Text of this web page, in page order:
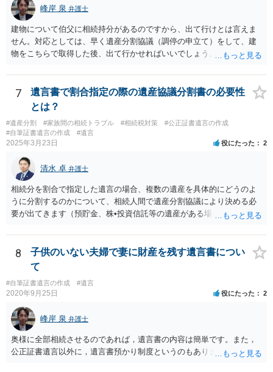
がありえますが、その予防方法は、遺言者と面談してみないと判断が
難しいです。
峰岸 泉 弁護士
建物について伯父に相続持分があるのですから、出て行けとは言えま
せん。対応としては、早く遺産分割協議（調停の申立て）をして、建
物をこちらで取得した後、出て行かせればいいでしょう。 建物の固定
っていない部分については請求すればいいと思います。 なお、家賃に
ついては、お父様自身が遺産分割手続をしなかったのですから、あき
らめるしかないと思います。
7
遺言書で割合指定の際の遺産協議分割書の必要性
とは？
#遺産分割 #家族間の相続トラブル #相続税対策
#公正証書遺言の作成
#自筆証書遺言の作成
#遺言
2025年3月23日 役にたった 2
清水 卓 弁護士
相続分を割合で指定した遺言の場合、複数の遺産を具体的にどうのよ
うに分割するのかについて、相続人間で遺産分割協議により決める必
要が出てきます（預貯金、株•投資信託等の遺産がある場合に、どの遺
投資信託は他の相続人にというような分け方をするのか等について
は、相続人間で遺産分割協議により決める必要があります）。
8
子供のいない夫婦で妻に財産を残す遺言書につい
て
#自筆証書遺言の作成 #遺言
2020年9月25日 役にたった 2
峰岸 泉 弁護士
奥様に全部相続させるのであれば，遺言書の内容は簡単です。また，
公正証書遺言以外に，遺言書預かり制度というのもあります。